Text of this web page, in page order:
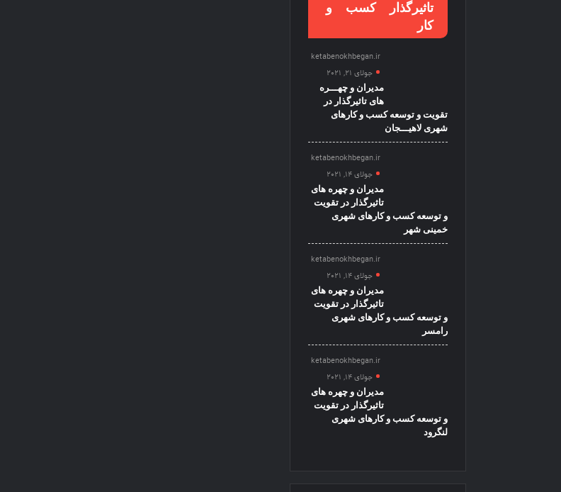
تاثیرگذار کسب و
کار
ketabenokhbegan.ir
جولای 21, 2021
مدیران و چهـــره
های تاثیرگذار در
تقویت و توسعه کسب و کارهای
شهری لاهیـــجان
ketabenokhbegan.ir
جولای 14, 2021
مدیران و چهره های
تاثیرگذار در تقویت
و توسعه کسب و کارهای شهری
خمینی شهر
ketabenokhbegan.ir
جولای 14, 2021
مدیران و چهره های
تاثیرگذار در تقویت
و توسعه کسب و کارهای شهری
رامسر
ketabenokhbegan.ir
جولای 14, 2021
مدیران و چهره های
تاثیرگذار در تقویت
و توسعه کسب و کارهای شهری
لنگرود